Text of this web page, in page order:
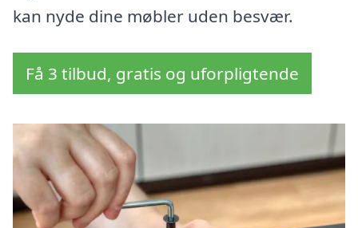
kan nyde dine møbler uden besvær.
Få 3 tilbud, gratis og uforpligtende